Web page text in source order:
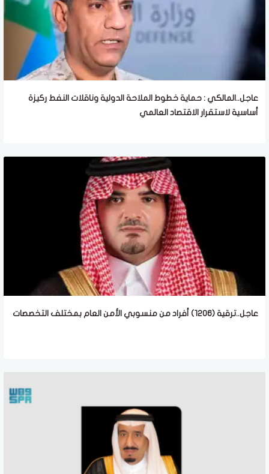
عاجل..المالكي : حماية خطوط الملاحة الدولية وناقلات النفط ركيزة
أساسية لاستقرار الاقتصاد العالمي
عاجل..ترقية (1206) أفراد من منسوبي الأمن العام بمختلف التخصصات